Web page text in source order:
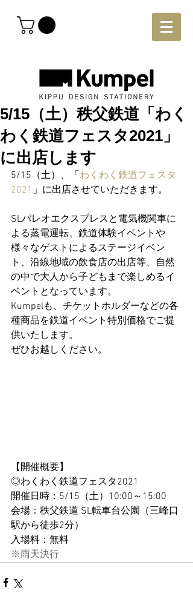
5/15（土）秩父鉄道「わく
わく鉄道フェスタ2021」
に出店します
5/15（土）、「 わくわく鉄道フェスタ
2021 」に出店させていただきます。
SLパレオエクスプレスと電気機関車に
よる蒸電運転、鉄道体験イベントや
様々なゲストによるステージイベン
ト、沿線地域の飲食店の出店等、自然
の中で大人から子どもまで楽しめるイ
ベントとなっています。
Kumpelも、チケットホルダーなどの各
種商品を鉄道イベント特別価格でご提
供いたします。
ぜひお越しください。
【開催概要】
◎わくわく鉄道フェスタ2021
開催日時：5/15（土）10:00～15:00
会場：秩父鉄道 SL転車台公園（三峰口
駅から徒歩2分）
入場料：無料
※雨天決行